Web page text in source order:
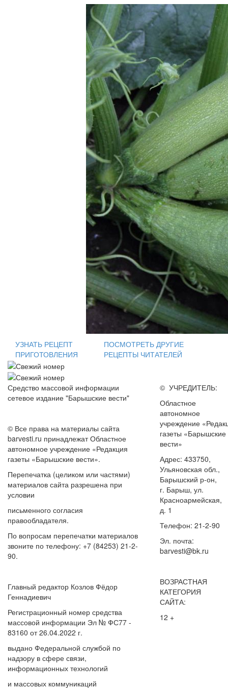
УЗНАТЬ РЕЦЕПТ
ПРИГОТОВЛЕНИЯ
ПОСМОТРЕТЬ ДРУГИЕ
РЕЦЕПТЫ ЧИТАТЕЛЕЙ
Средство массовой информации
сетевое издание "Барышские вести"
© Все права на материалы сайта
barvesti.ru принадлежат Областное
автономное учреждение «Редакция
газеты «Барышские вести».
Перепечатка (целиком или частями)
материалов сайта разрешена при
условии
письменного согласия
правообладателя.
По вопросам перепечатки материалов
звоните по телефону: +7 (84253) 21-2-
90.
Главный редактор Козлов Фёдор
Геннадиевич
Регистрационный номер средства
массовой информации Эл № ФС77 -
83160 от 26.04.2022 г.
выдано Федеральной службой по
надзору в сфере связи,
информационных технологий
и массовых коммуникаций
© УЧРЕДИТЕЛЬ:
Областное
автономное
учреждение
газеты «Барышские
вести»
Адрес: 433750,
Ульяновская обл.,
Барышский р-он,
г. Барыш, ул.
Красноармейская,
д. 1
Телефон: 21-2-90
Эл. почта:
barvesti@bk.ru
ВОЗРАСТНАЯ
КАТЕГОРИЯ
САЙТА:
12 +